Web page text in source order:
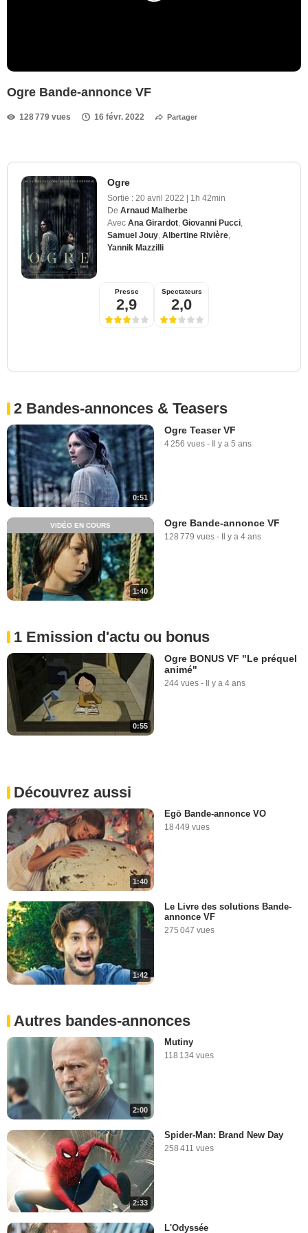
Ogre Bande-annonce VF
128 779 vues 16 févr. 2022 Partager
Ogre
Sortie : 20 avril 2022 | 1h 42min
De Arnaud Malherbe
Avec Ana Girardot Giovanni Pucci
Samuel Jouy Albertine Rivière
Yannik Mazzilli
Presse
2,9
Spectateurs
2,0
2 Bandes-annonces & Teasers
0:51
Ogre Teaser VF
4 256 vues - Il y a 5 ans
1:40
VIDÉO EN COURS Ogre Bande-annonce VF
128 779 vues - Il y a 4 ans
1 Emission d'actu ou bonus
0:55
Ogre BONUS VF "Le préquel
animé"
244 vues - Il y a 4 ans
Découvrez aussi
1:40
Egō Bande-annonce VO
18 449 vues
1:42
Le Livre des solutions Bande-
annonce VF
275 047 vues
Autres bandes-annonces
2:00
Mutiny
118 134 vues
2:33
Spider-Man: Brand New Day
258 411 vues
L'Odyssée